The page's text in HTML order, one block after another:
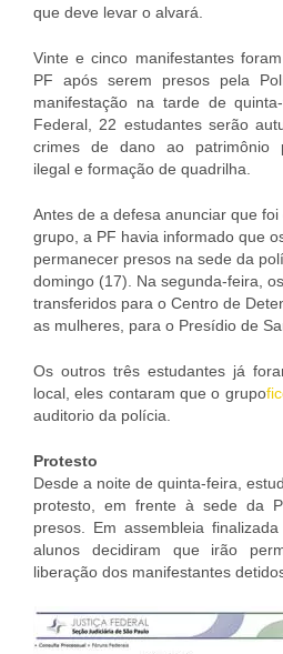
que deve levar o alvará.
Vinte e cinco manifestantes
PF após serem presos pela
manifestação na tarde de
Federal, 22 estudantes serão
crimes de dano ao patrimônio
ilegal e formação de quadrilha.
Antes de a defesa anunciar que
grupo, a PF havia informado que
permanecer presos na sede da
domingo (17). Na segunda-feira,
transferidos para o Centro de
as mulheres, para o Presídio de
Os outros três estudantes já
local, eles contaram que o grupo
auditorio da polícia.
Protesto
Desde a noite de quinta-feira,
protesto, em frente à sede da
presos. Em assembleia
alunos decidiram que irão
liberação dos manifestantes